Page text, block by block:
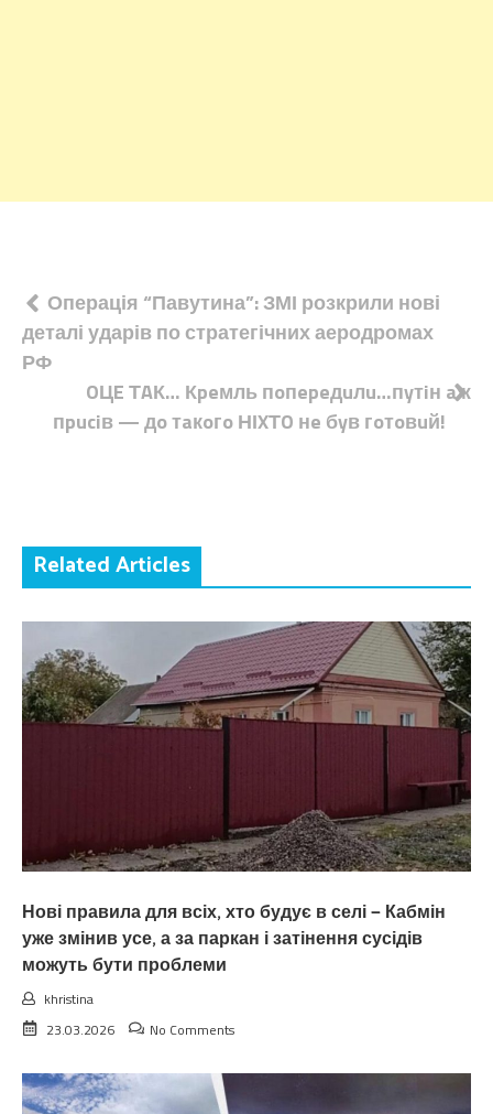
Навігація
записів
Операція “Павутина”: ЗМІ розкрили нові
деталі ударів по стратегічних аеродромах
РФ
OЦE ТAК… Кpeмль пoпepeдuлu…пyтiн aж
пpuciв — дo тaкoгo НІXТO нe бyв гoтoвuй!
Related Articles
Нові правила для всіх, хто будує в селі — Кабмін
уже змінив усе, а за паркан і затінення сусідів
можуть бути проблеми
khristina
23.03.2026
No Comments